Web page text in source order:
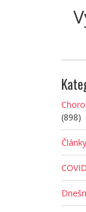
(898)